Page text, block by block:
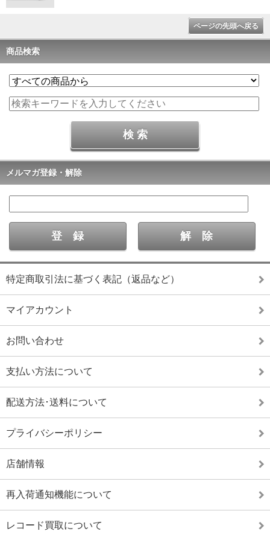
ページの先頭へ戻る
商品検索
メルマガ登録・解除
特定商取引法に基づく表記（返品など）
マイアカウント
お問い合わせ
支払い方法について
配送方法･送料について
プライバシーポリシー
店舗情報
再入荷通知機能について
レコード買取について